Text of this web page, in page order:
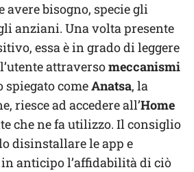
avere bisogno, specie gli
anziani. Una volta presente
essa è in grado di leggere
attraversomeccanismi
spiegato comeAnatsa, la
riesce ad accedere all’Home
che ne fa utilizzo. Il consiglio
disinstallare le app e
anticipo l’affidabilità di ciò